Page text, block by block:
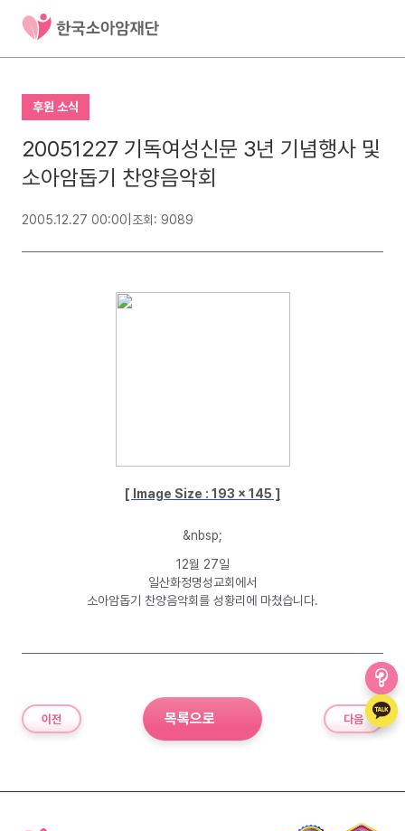
후원 소식
20051227 기독여성신문 3년 기념행사 및
소아암돕기 찬양음악회
2005.12.27 00:00 조회: 9089
[ Image Size : 193 x 145 ]
&nbsp;
12월 27일
일산화정명성교회에서
소아암돕기 찬양음악회를 성황리에 마쳤습니다.
이전 목록으로 다음